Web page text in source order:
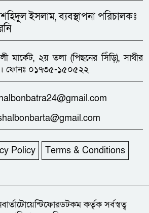
ইসলাম, ব্যবস্থাপনা পরিচালকঃ
মার্কেট, ২য় তলা (পিছনের সিঁড়ি), সাথীর
। ফোনঃ ০১৭৩৫-১৫০৫২২
Policy
Terms & Conditions
কর্তৃক সর্বস্বত্ব